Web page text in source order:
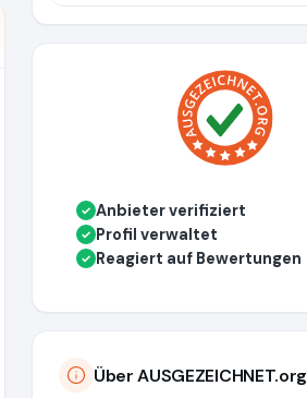
✓ Anbieter verifiziert
✓ Profil verwaltet
✓ Reagiert auf Bewertungen
Über AUSGEZEICHNET.org